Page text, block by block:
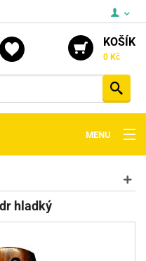
KOŠÍK
0 Kč
MENU
hladký